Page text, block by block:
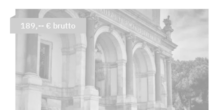
189,-- € brutto